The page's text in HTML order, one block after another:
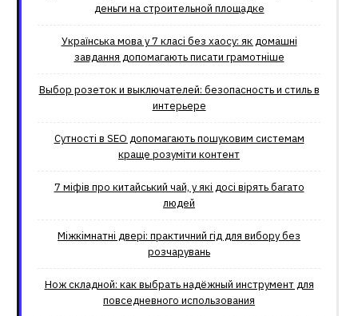
деньги на строительной площадке
Українська мова у 7 класі без хаосу: як домашні
завдання допомагають писати грамотніше
Выбор розеток и выключателей: безопасность и стиль в
интерьере
Сутності в SEO допомагають пошуковим системам
краще розуміти контент
7 міфів про китайський чай, у які досі вірять багато
людей
Міжкімнатні двері: практичний гід для вибору без
розчарувань
Нож складной: как выбрать надёжный инструмент для
повседневного использования